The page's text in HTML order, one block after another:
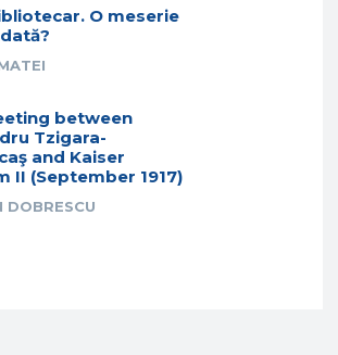
O meserie
between
Tzigara-
and Kaiser
II (September 1917)
DOBRESCU